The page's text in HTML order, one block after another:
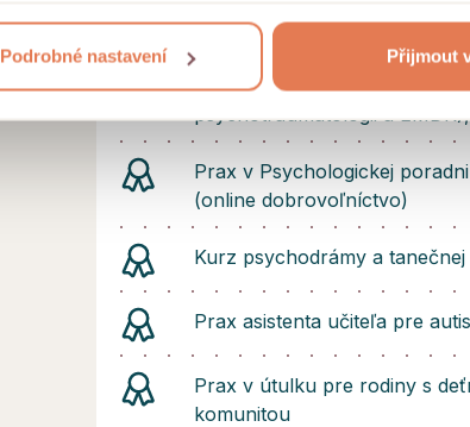
Podrobné nastavení Přijmout
Satirovej), 2015-2017
Výcvik v metóde ASSYST
psychotraumatologii a
Prax v Psychologickej
(online dobrovoľníctvo)
Kurz psychodrámy a
Prax asistenta učiteľa pre
Prax v útulku pre rodiny s
komunitou